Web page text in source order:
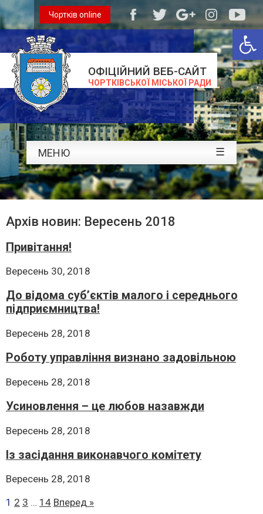
ОФІЦІЙНИЙ ВЕБ-САЙТ
ЧОРТКІВСЬКОЇ МІСЬКОЇ РАДИ
Чортків online
МЕНЮ ☰
Архів новин: Вересень 2018
Привітання!
Вересень 30, 2018
До відома суб’єктів малого і середнього
підприємництва!
Вересень 28, 2018
Роботу управління визнано задовільною
Вересень 28, 2018
Усиновлення – це любов назавжди
Вересень 28, 2018
Із засідання виконавчого комітету
Вересень 28, 2018
1 2 3 … 14 Вперед »